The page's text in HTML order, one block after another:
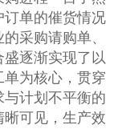
订单的催货情况
采购请购单、
逐渐实现了以
为核心，贯穿
计划不平衡的
可见，生产效